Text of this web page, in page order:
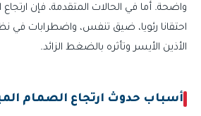
واضحة. أما في الحالات المتقدمة، فإن
احتقانا رئويا، ضيق تنفس، واضطرابات في
الأذين الأيسر وتأثره بالضغط الزائد.
أسباب حدوث ارتجاع الصمام